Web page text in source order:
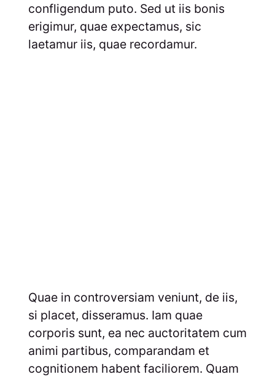
confligendum puto. Sed ut iis bonis
erigimur, quae expectamus, sic
laetamur iis, quae recordamur.
Quae in controversiam veniunt, de iis,
si placet, disseramus. Iam quae
corporis sunt, ea nec auctoritatem cum
animi partibus, comparandam et
cognitionem habent faciliorem. Quam